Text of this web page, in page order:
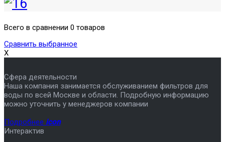
Всего в сравнении 0 товаров
Сравнить выбранное
X
Сфера деятельности
Наша компания занимается обслуживанием фильтров для
воды по всей Москве и области. Подробную информацию
можно уточнить у менеджеров компании
Подробнее icon
Интерактив